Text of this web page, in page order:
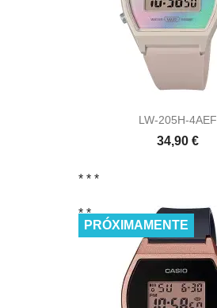
LW-205H-4AEF
34,90 €
* * *
* *
PRÓXIMAMENTE